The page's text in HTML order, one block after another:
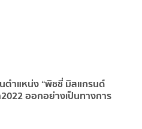
“พิชชี่ มิสแกรนด์
ออกอย่างเป็นทางการ